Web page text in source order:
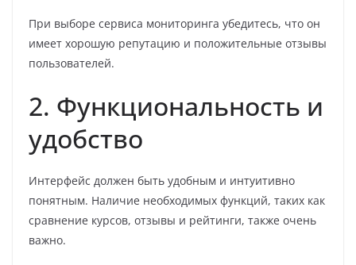
При выборе сервиса мониторинга убедитесь, что он
имеет хорошую репутацию и положительные отзывы
пользователей.
2. Функциональность и
удобство
Интерфейс должен быть удобным и интуитивно
понятным. Наличие необходимых функций, таких как
сравнение курсов, отзывы и рейтинги, также очень
важно.